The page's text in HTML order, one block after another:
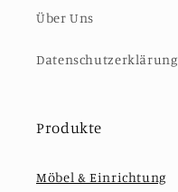
Über Uns
Datenschutzerklärung
Produkte
Möbel & Einrichtung